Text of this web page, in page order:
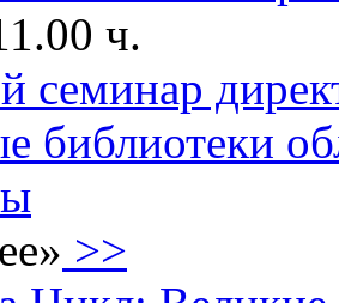
ч.
семинар
библиотеки
>>